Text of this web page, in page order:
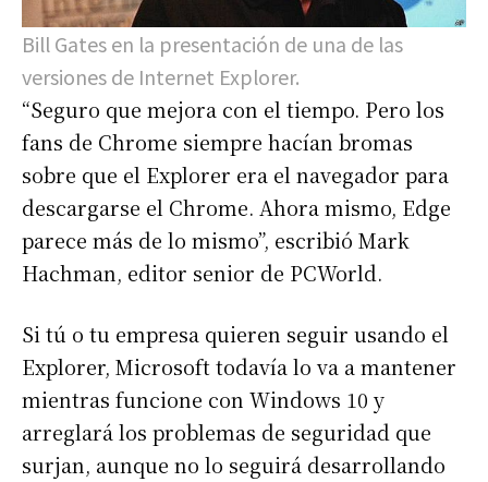
Bill Gates en la presentación de una de las
versiones de Internet Explorer.
“Seguro que mejora con el tiempo. Pero los
fans de Chrome siempre hacían bromas
sobre que el Explorer era el navegador para
descargarse el Chrome. Ahora mismo, Edge
parece más de lo mismo”, escribió Mark
Hachman, editor senior de PCWorld.
Si tú o tu empresa quieren seguir usando el
Explorer, Microsoft todavía lo va a mantener
mientras funcione con Windows 10 y
arreglará los problemas de seguridad que
surjan, aunque no lo seguirá desarrollando